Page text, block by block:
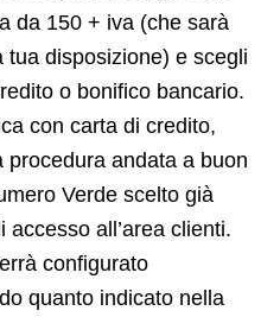
da 150 + iva (che sarà
disposizione) e scegli
o bonifico bancario.
con carta di credito,
andata a buon
Verde scelto già
all’area clienti.
configurato
quanto indicato nella